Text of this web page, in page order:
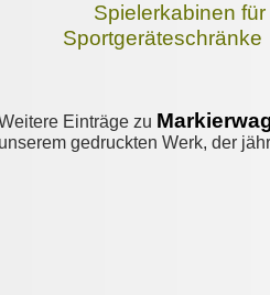
Spielerkabinen
Sportgeräteschränke
Einträge zu
unserem gedruckten Werk, der